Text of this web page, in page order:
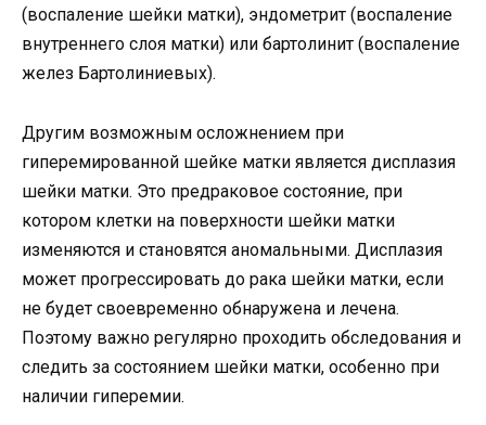
(воспаление шейки матки), эндометрит (воспаление
внутреннего слоя матки) или бартолинит (воспаление
желез Бартолиниевых).
Другим возможным осложнением при
гиперемированной шейке матки является дисплазия
шейки матки. Это предраковое состояние, при
котором клетки на поверхности шейки матки
изменяются и становятся аномальными. Дисплазия
может прогрессировать до рака шейки матки, если
не будет своевременно обнаружена и лечена.
Поэтому важно регулярно проходить обследования и
следить за состоянием шейки матки, особенно при
наличии гиперемии.